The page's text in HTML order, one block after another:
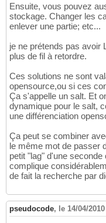
Ensuite, vous pouvez
stockage. Changer les
enlever une partie; etc...
je ne prétends pas avoir
plus de fil à retordre.
Ces solutions ne sont
opensource,ou si ces
Ça s'appelle un salt. Et
dynamique pour le salt,
une différenciation
Ça peut se combiner
le même mot de passer
petit "lag" d'une
complique
de fait la recherche par
pseudocode, le 14/04/